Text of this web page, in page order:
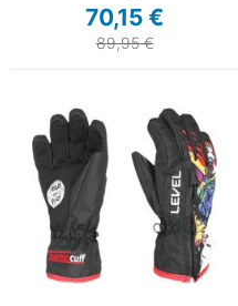
70,15 €
89,95 €